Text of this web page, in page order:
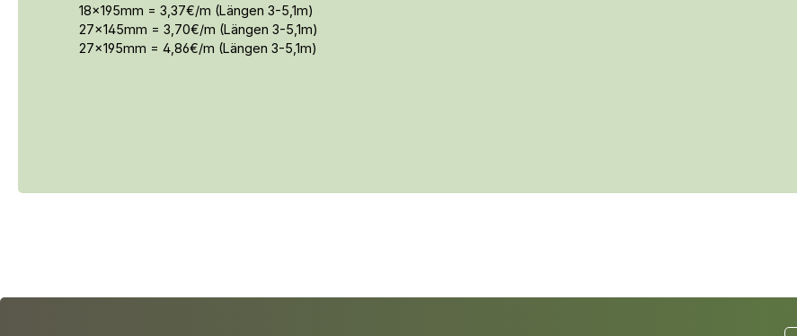
18x195mm = 3,37€/m (Längen 3-5,1m)
27x145mm = 3,70€/m (Längen 3-5,1m)
27x195mm = 4,86€/m (Längen 3-5,1m)